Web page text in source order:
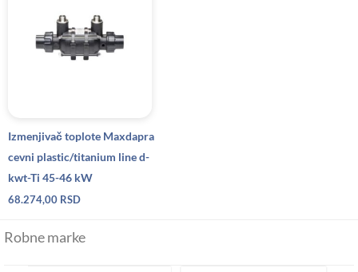
Izmenjivač toplote Maxdapra
cevni plastic/titanium line d-
kwt-Ti 45-46 kW
68.274,00 RSD
Robne marke